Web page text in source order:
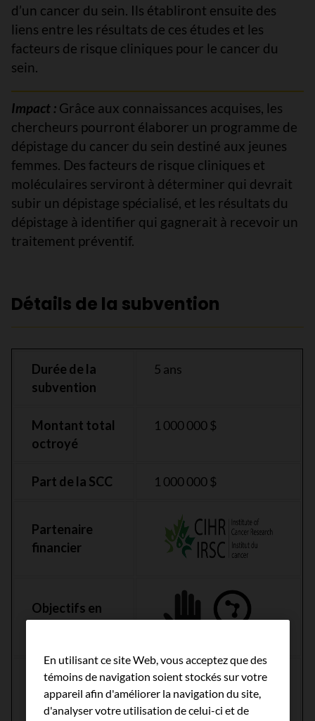
d’un cancer du sein. Ils établiront ensuite des
liens entre les résultats de ces études et les
facteurs de risque cliniques pour le cancer du
sein.
Impact : Grâce aux connaissances acquises, les
chercheurs pourront élaborer un programme de
dépistage du cancer du sein destiné aux jeunes
femmes. Des facteurs de risque cliniques et
moléculaires serviront à déterminer qui devrait
subir un dépistage spécialisé, et les résultats du
dépistage à identifier qui gagnerait à recevoir un
traitement préventif.
Détails de la subvention
Durée de la
subvention
5 ans
Montant total
octroyé
1 000 000 $
Part de la SCC 1 000 000 $
Partenaire
financier
Objectifs en
Foyer de
cancer
En utilisant ce site Web, vous acceptez que des
témoins de navigation soient stockés sur votre
appareil afin d'améliorer la navigation du site,
d'analyser votre utilisation de celui-ci et de